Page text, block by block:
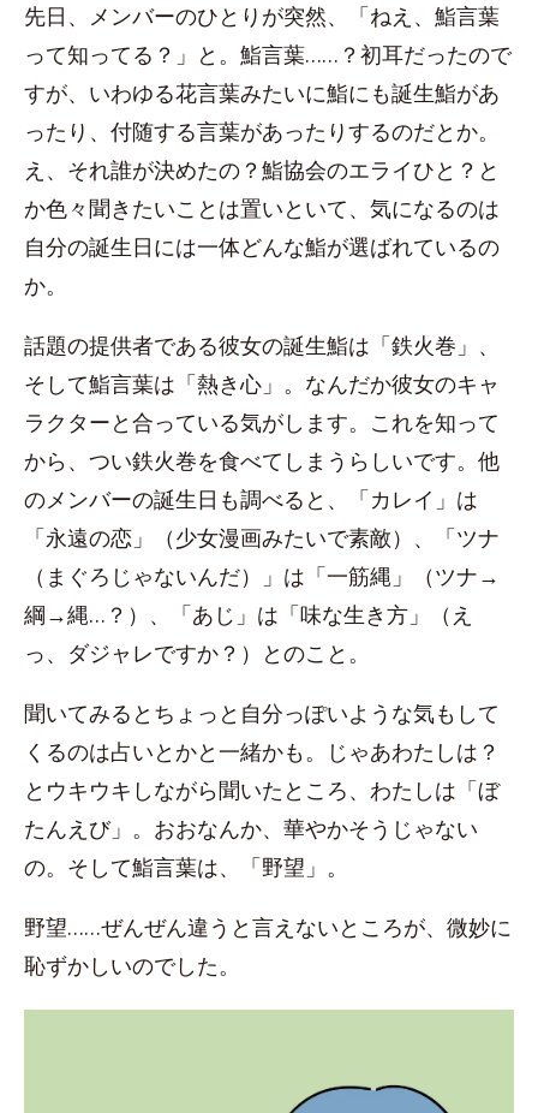
先日、メンバーのひとりが突然、「ねえ、鮨言葉
って知ってる？」と。鮨言葉……？初耳だったので
すが、いわゆる花言葉みたいに鮨にも誕生鮨があ
ったり、付随する言葉があったりするのだとか。
え、それ誰が決めたの？鮨協会のエライひと？と
か色々聞きたいことは置いといて、気になるのは
自分の誕生日には一体どんな鮨が選ばれているの
か。
話題の提供者である彼女の誕生鮨は「鉄火巻」、
そして鮨言葉は「熱き心」。なんだか彼女のキャ
ラクターと合っている気がします。これを知って
から、つい鉄火巻を食べてしまうらしいです。他
のメンバーの誕生日も調べると、「カレイ」は
「永遠の恋」（少女漫画みたいで素敵）、「ツナ
（まぐろじゃないんだ）」は「一筋縄」（ツナ→
綱→縄…？）、「あじ」は「味な生き方」（え
っ、ダジャレですか？）とのこと。
聞いてみるとちょっと自分っぽいような気もして
くるのは占いとかと一緒かも。じゃあわたしは？
とウキウキしながら聞いたところ、わたしは「ぼ
たんえび」。おおなんか、華やかそうじゃない
の。そして鮨言葉は、「野望」。
野望……ぜんぜん違うと言えないところが、微妙に
恥ずかしいのでした。